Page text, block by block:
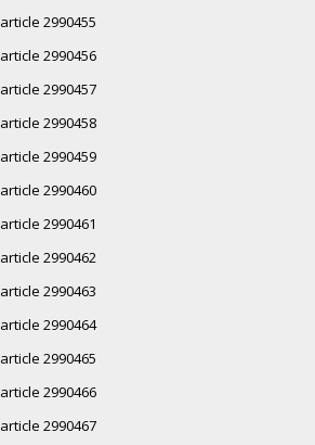
article 2990455
article 2990456
article 2990457
article 2990458
article 2990459
article 2990460
article 2990461
article 2990462
article 2990463
article 2990464
article 2990465
article 2990466
article 2990467